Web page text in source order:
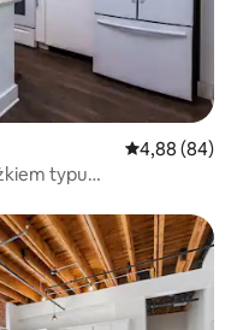
Średnia
4,88 (84)
typu